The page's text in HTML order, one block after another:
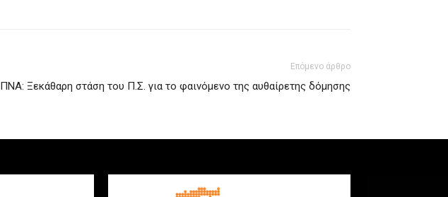
Επόμενο άρθρο
ΠΝΑ: Ξεκάθαρη στάση του Π.Σ. για το φαινόμενο της αυθαίρετης δόμησης